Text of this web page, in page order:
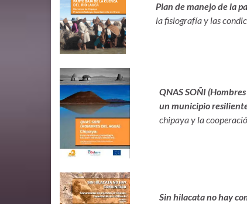
Plan de manejo de la
la fisiografía y las
QNAS SOÑI
un municipio
chipaya y la
Sin hilacata no hay